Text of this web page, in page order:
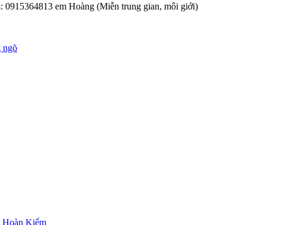
0915364813 em Hoàng (Miễn trung gian, môi giới)
ngõ